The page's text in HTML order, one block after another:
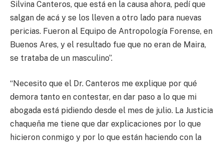
Silvina Canteros, que está en la causa ahora, pedí que
salgan de acá y se los lleven a otro lado para nuevas
pericias. Fueron al Equipo de Antropología Forense, en
Buenos Ares, y el resultado fue que no eran de Maira,
se trataba de un masculino”.
“Necesito que el Dr. Canteros me explique por qué
demora tanto en contestar, en dar paso a lo que mi
abogada está pidiendo desde el mes de julio. La Justicia
chaqueña me tiene que dar explicaciones por lo que
hicieron conmigo y por lo que están haciendo con la